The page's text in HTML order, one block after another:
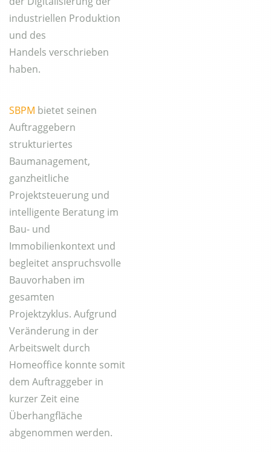
industriellen Produktion
und des
Handels verschrieben
haben.
SBPM bietet seinen
Auftraggebern
strukturiertes
Baumanagement,
ganzheitliche
Projektsteuerung und
intelligente Beratung im
Bau- und
Immobilienkontext und
begleitet anspruchsvolle
Bauvorhaben im
gesamten
Projektzyklus. Aufgrund
Veränderung in der
Arbeitswelt durch
Homeoffice konnte somit
dem Auftraggeber in
kurzer Zeit eine
Überhangfläche
abgenommen werden.